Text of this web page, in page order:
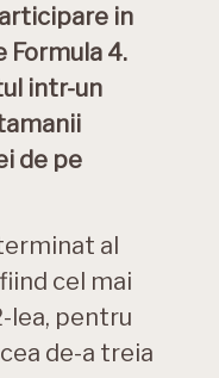
in
Formula 4.
intr-un
de pe
al
cel mai
lea, pentru
de-a treia